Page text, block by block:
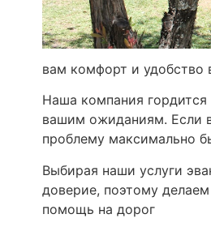
вам комфорт и удобство
Наша компания
вашим ожиданиям. Если
проблему максимально
Выбирая наши услуги
доверие, поэтому
помощь на дорог